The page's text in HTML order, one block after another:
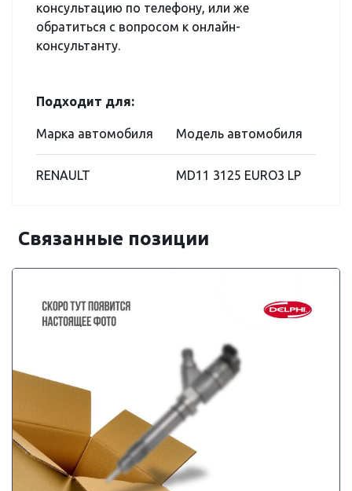
консультацию по телефону, или же
обратиться с вопросом к онлайн-
консультанту.
Подходит для:
Марка автомобиля Модель автомобиля
RENAULT MD11 3125 EURO3 LP
Связанные позиции